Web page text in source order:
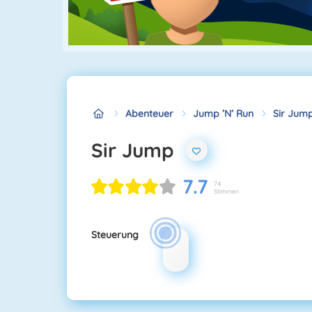
Abenteuer Jump ’n’ Run Sir
Sir Jump
7.7
74
Stimmen
Steuerung